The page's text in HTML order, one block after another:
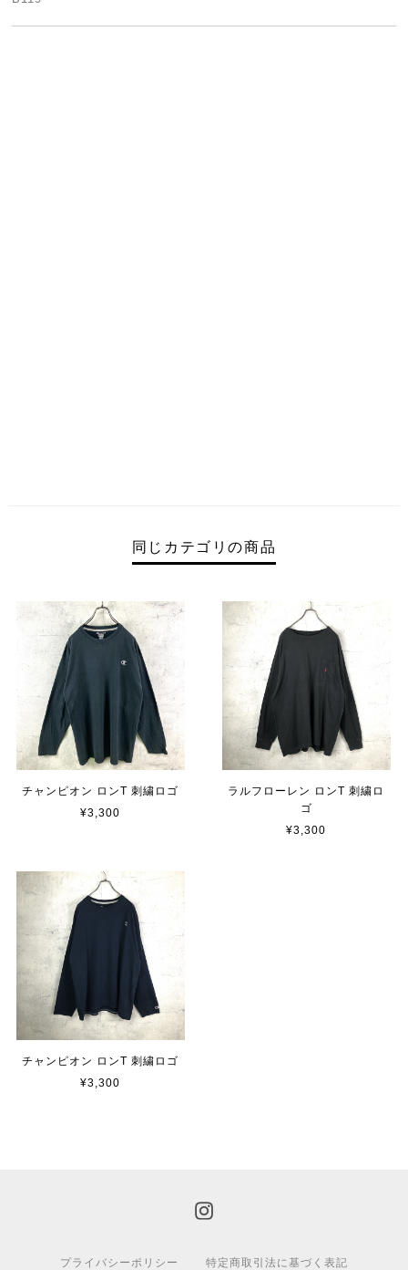
同じカテゴリの商品
チャンピオン ロンT 刺繍ロゴ
¥3,300
ラルフローレン ロンT 刺繍ロ
ゴ
¥3,300
チャンピオン ロンT 刺繍ロゴ
¥3,300
プライバシーポリシー 特定商取引法に基づく表記